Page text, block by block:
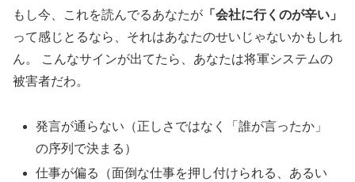
もし今、これを読んでるあなたが 「会社に行くのが辛い」
って感じとるなら、それはあなたのせいじゃないかもしれ
ん。 こんなサインが出てたら、あなたは将軍システムの
被害者だわ。
発言が通らない（正しさではなく「誰が言ったか」
の序列で決まる）
仕事が偏る（面倒な仕事を押し付けられる、あるい